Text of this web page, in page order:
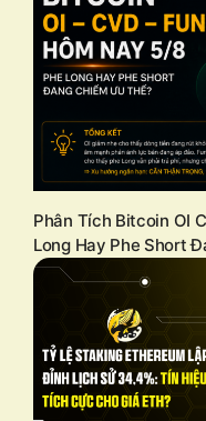
Phân Tích Bitcoin OI
Long Hay Phe Short